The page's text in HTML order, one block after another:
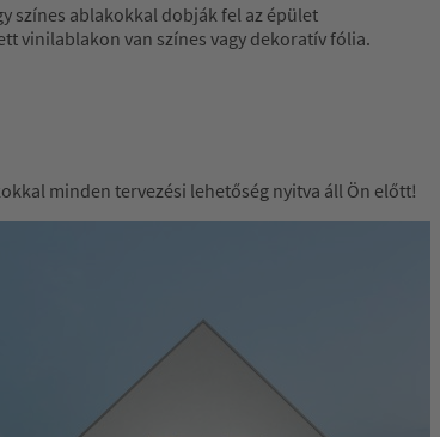
színes ablakokkal dobják fel az épület
vinilablakon van színes vagy dekoratív fólia.
minden tervezési lehetőség nyitva áll Ön előtt!